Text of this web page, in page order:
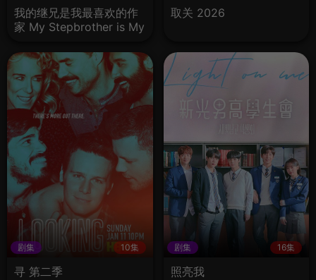
我的继兄是我最喜欢的作
家 My Stepbrother is My
取关 2026
剧集 10集
寻 第二季
剧集 16集
照亮我